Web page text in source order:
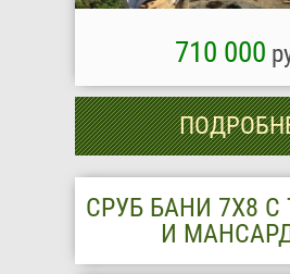
710 000
СРУБ БАНИ 7Х8 С
И